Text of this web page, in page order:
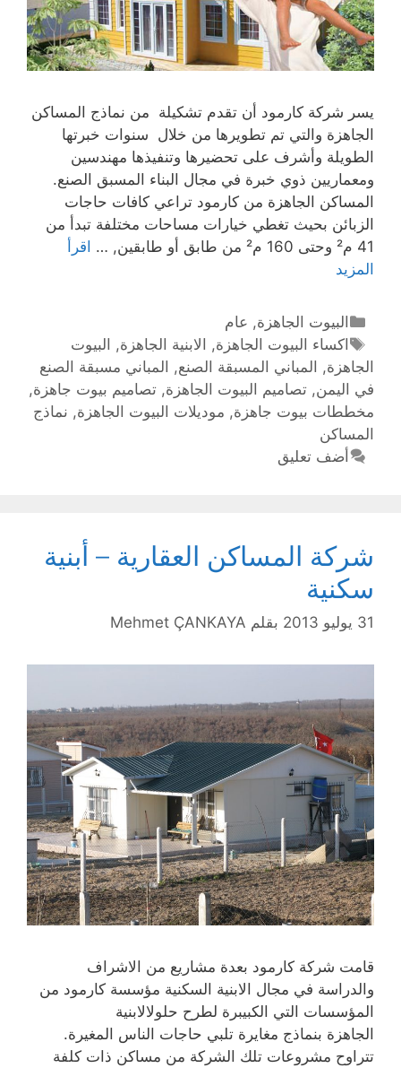
يسر شركة كارمود أن تقدم تشكيلة من نماذج المساكن
الجاهزة والتي تم تطويرها من خلال سنوات خبرتها
الطويلة وأشرف على تحضيرها وتنفيذها مهندسين
ومعماريين ذوي خبرة في مجال البناء المسبق الصنع.
المساكن الجاهزة من كارمود تراعي كافات حاجات
الزبائن بحيث تغطي خيارات مساحات مختلفة تبدأ من
41 م² وحتى 160 م² من طابق أو طابقين, …
اقرأ
المزيد
البيوت الجاهزة, عام
اكساء البيوت الجاهزة, الابنية الجاهزة, البيوت
الجاهزة, المباني المسبقة الصنع, المباني مسبقة الصنع
في اليمن, تصاميم البيوت الجاهزة, تصاميم بيوت جاهزة,
مخططات بيوت جاهزة, موديلات البيوت الجاهزة, نماذج
المساكن
أضف تعليق
شركة المساكن العقارية – أبنية
سكنية
31 يوليو 2013 بقلم Mehmet ÇANKAYA
قامت شركة كارمود بعدة مشاريع من الاشراف
والدراسة في مجال الابنية السكنية مؤسسة كارمود من
المؤسسات التي الكبيبرة لطرح حلولالابنية
الجاهزة بنماذج مغايرة تلبي حاجات الناس المغيرة.
تتراوح مشروعات تلك الشركة من مساكن ذات كلفة